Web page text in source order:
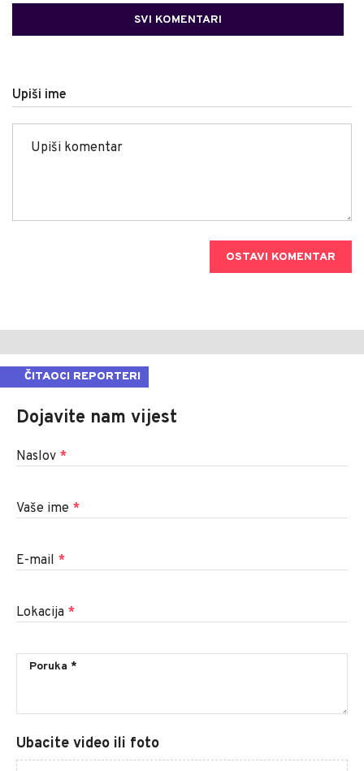
SVI KOMENTARI
Upiši ime
OSTAVI KOMENTAR
ČITAOCI REPORTERI
Dojavite nam vijest
Naslov *
Vaše ime *
E-mail *
Lokacija *
Ubacite video ili foto